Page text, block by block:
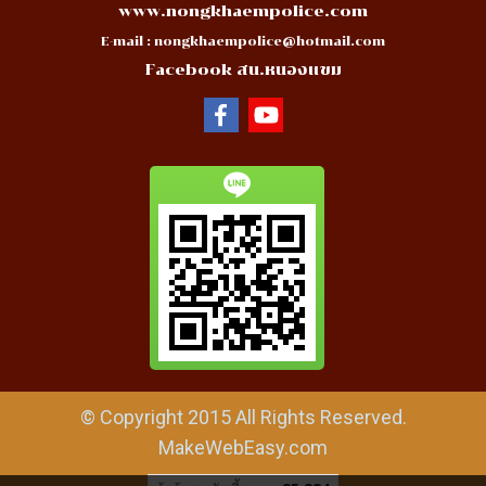
www.nongkhaempolice.com
E-mail : nongkhaempolice@hotmail.com
Facebook สน.หนองแขม
© Copyright 2015 All Rights Reserved.
MakeWebEasy.com